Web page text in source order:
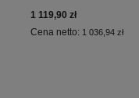
1 119,90 zł
Cena netto: 1 036,94 zł